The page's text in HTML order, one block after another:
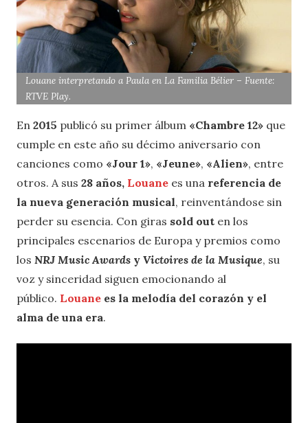
Louane interpretando a Paula enLa Familia Bélier – Fuente:
RTVE Play.
En 2015 publicó su primer álbum «Chambre 12» que
cumple en este año su décimo aniversario con
canciones como «Jour 1», «Jeune», «Alien», entre
otros. A sus 28 años, Louane es una referencia de
la nueva generación musical, reinventándose sin
perder su esencia. Con giras sold out en los
principales escenarios de Europa y premios como
los NRJ Music Awards y Victoires de la Musique, su
voz y sinceridad siguen emocionando al
público. Louane es la melodía del corazón y el
alma de una era.